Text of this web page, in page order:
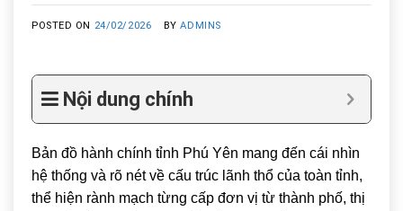
POSTED ON 24/02/2026 BYADMINS
Nội dung chính
Bản đồ hành chính tỉnh Phú Yên mang đến cái nhìn
hệ thống và rõ nét về cấu trúc lãnh thổ của toàn tỉnh,
thể hiện rành mạch từng cấp đơn vị từ thành phố, thị